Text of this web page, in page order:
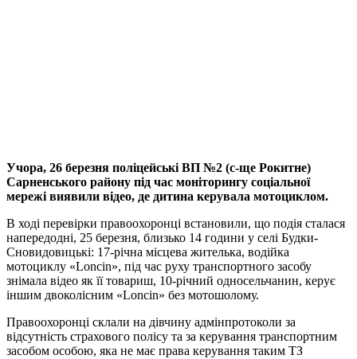
Учора, 26 березня поліцейські ВП №2 (с-ще Рокитне)
Сарненського району під час моніторингу соціальної
мережі виявили відео, де дитина керувала мотоциклом.
В ході перевірки правоохоронці встановили, що подія сталася
напередодні, 25 березня, близько 14 години у селі Будки-
Сновидовицькі: 17-річна місцева жителька, водійка
мотоциклу «Loncin», під час руху транспортного засобу
знімала відео як її товариш, 10-річний односельчанин, керує
іншим двоколісним «Loncin» без мотошолому.
Правоохоронці склали на дівчину адмінпротоколи за
відсутність страхового полісу та за керування транспортним
засобом особою, яка не має права керування таким ТЗ